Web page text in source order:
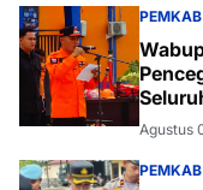
Agustus